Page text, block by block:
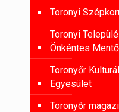
Toronyi
Toronyi
Önkéntes
Toronyőr
Egyesület
Toronyőr